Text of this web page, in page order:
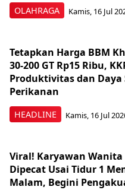
OLAHRAGA Kamis, 16 Jul
HEADLINE
Tetapkan Harga BBM
30-200 GT Rp15 Ribu,
Produktivitas dan Daya
Perikanan
Kamis, 16 Jul
Viral! Karyawan Wanita
Dipecat Usai Tidur 1
Malam, Begini